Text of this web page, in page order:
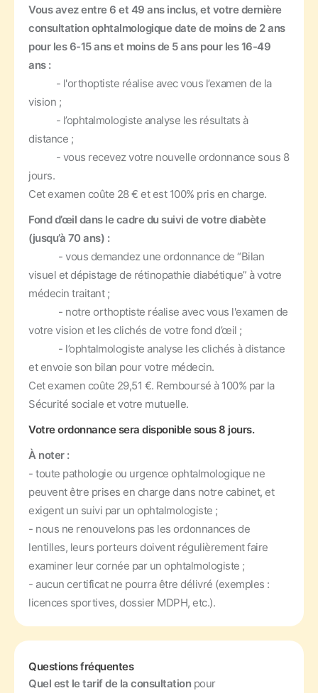
Vous avez entre 6 et 49 ans inclus, et votre dernière
consultation ophtalmologique date de moins de 2 ans
pour les 6-15 ans et moins de 5 ans pour les 16-49
ans :
- l'orthoptiste réalise avec vous l’examen de la
vision ;
- l’ophtalmologiste analyse les résultats à
distance ;
- vous recevez votre nouvelle ordonnance sous 8
jours.
Cet examen coûte 28 € et est 100% pris en charge.
Fond d’œil dans le cadre du suivi de votre diabète
(jusqu’à 70 ans) :
- vous demandez une ordonnance de “Bilan
visuel et dépistage de rétinopathie diabétique” à votre
médecin traitant ;
- notre orthoptiste réalise avec vous l'examen de
votre vision et les clichés de votre fond d’œil ;
- l’ophtalmologiste analyse les clichés à distance
et envoie son bilan pour votre médecin.
Cet examen coûte 29,51 €. Remboursé à 100% par la
Sécurité sociale et votre mutuelle.
Votre ordonnance sera disponible sous 8 jours.
À noter :
- toute pathologie ou urgence ophtalmologique ne
peuvent être prises en charge dans notre cabinet, et
exigent un suivi par un ophtalmologiste ;
- nous ne renouvelons pas les ordonnances de
lentilles, leurs porteurs doivent régulièrement faire
examiner leur cornée par un ophtalmologiste ;
- aucun certificat ne pourra être délivré (exemples :
licences sportives, dossier MDPH, etc.).
Questions fréquentes
Quel est le tarif de la consultation pour